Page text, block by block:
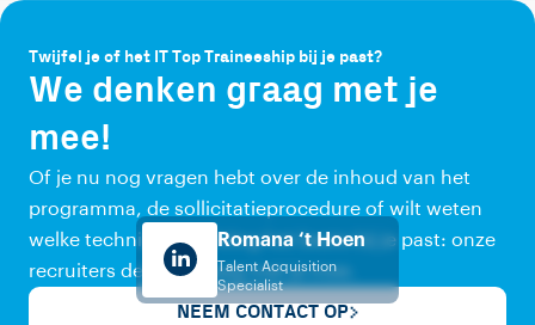
Twijfel je of het IT Top Traineeship bij je past?
We denken graag met je
mee!
Of je nu nog vragen hebt over de inhoud van het
programma, de sollicitatieprocedure of wilt weten
welke technische richting het beste bij je past: onze
recruiters denken graag met je mee.
NEEM CONTACT OP
Romana ‘t Hoen
Talent Acquisition
Specialist